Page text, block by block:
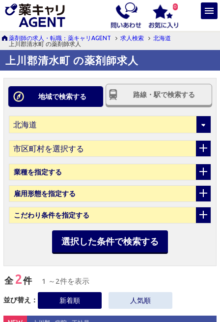
0
薬剤師の求人・転職：薬キャリAGENT 求人検索
北海道
上川郡清水町 の薬剤師求人
上川郡清水町 の薬剤師求人
地域で検索する 路線・駅で検索する
市区町村を選択する
業種を指定する
雇用形態を指定する
こだわり条件を指定する
選択した条件で検索する
全2件 1 ～2件を表示
並び替え： 新着順 人気順